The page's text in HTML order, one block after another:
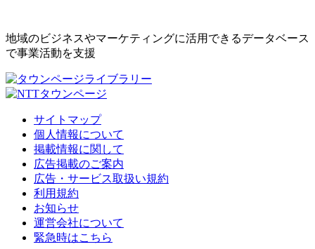
地域のビジネスやマーケティングに活用できるデータベース
で事業活動を支援
サイトマップ
個人情報について
掲載情報に関して
広告掲載のご案内
広告・サービス取扱い規約
利用規約
お知らせ
運営会社について
緊急時はこちら